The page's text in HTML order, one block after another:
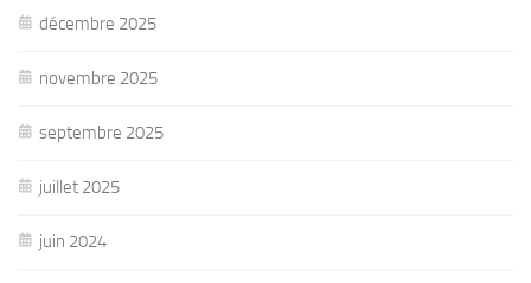
décembre 2025
novembre 2025
septembre 2025
juillet 2025
juin 2024